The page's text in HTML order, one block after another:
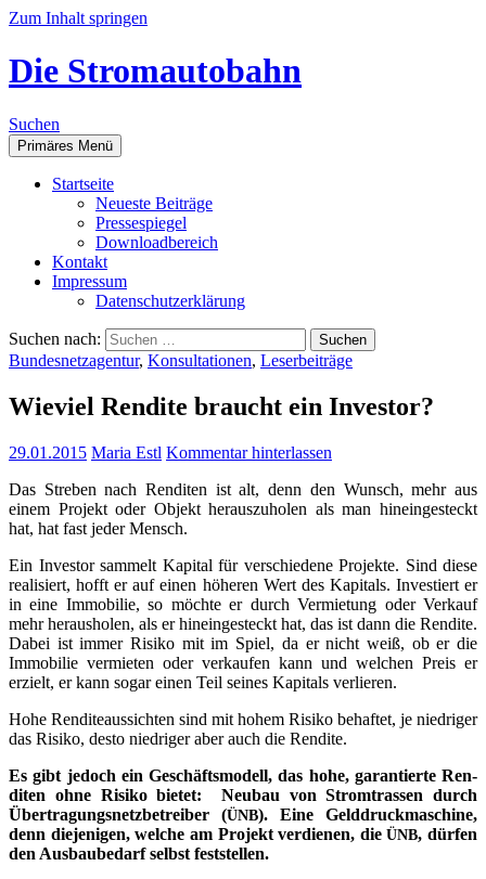
Zum Inhalt springen
Die Stromautobahn
Suchen
Primäres Menü
Start­sei­te
Neu­es­te Beiträge
Pres­se­spie­gel
Down­load­be­reich
Kon­takt
Impres­sum
Daten­schutz­er­klä­rung
Suchen nach:
Bundesnetzagentur, Konsultationen, Leserbeiträge
Wie­viel Ren­di­te braucht ein Investor?
29.01.2015 Maria Estl Kommentar hinterlassen
Das Stre­ben nach Ren­di­ten ist alt, denn den Wunsch, mehr aus
einem Pro­jekt oder Objekt her­aus­zu­ho­len als man hin­ein­ge­steckt
hat, hat fast jeder Mensch.
Ein Inves­tor sam­melt Kapi­tal für ver­schie­de­ne Pro­jek­te. Sind die­se
rea­li­siert, hofft er auf einen höhe­ren Wert des Kapi­tals. Inves­tiert er
in eine Immo­bi­lie, so möch­te er durch Ver­mie­tung oder Ver­kauf
mehr her­aus­ho­len, als er hin­ein­ge­steckt hat, das ist dann die Ren­di­te.
Dabei ist immer Risi­ko mit im Spiel, da er nicht weiß, ob er die
Immo­bi­lie ver­mie­ten oder ver­kau­fen kann und wel­chen Preis er
erzielt, er kann sogar einen Teil sei­nes Kapi­tals verlieren.
Hohe Ren­di­te­aus­sich­ten sind mit hohem Risi­ko behaf­tet, je nied­ri­ger
das Risi­ko, des­to nied­ri­ger aber auch die Rendite.
Es gibt jedoch ein Geschäfts­mo­dell, das hohe, garan­tier­te Ren­
di­ten ohne Risi­ko bie­tet:
Neu­bau von Strom­tras­sen durch
Über­tra­gungs­netz­be­trei­ber (ÜNB). Eine Geld­druck­ma­schi­ne,
denn die­je­ni­gen, wel­che am Pro­jekt ver­die­nen, dieÜNB, dür­fen
den Aus­bau­be­darf selbst feststellen.